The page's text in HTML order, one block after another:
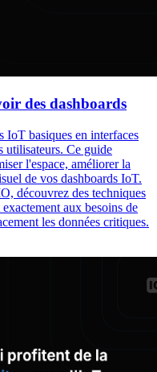
des dashboards
IoT basiques en interfaces
utilisateurs. Ce guide
l'espace, améliorer la
de vos dashboards IoT.
découvrez des techniques
aux besoins de
les données critiques.